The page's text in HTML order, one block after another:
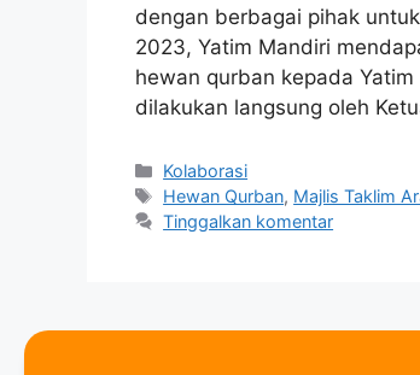
dengan berbagai pihak
2023, Yatim Mandiri
hewan qurban kepada
dilakukan langsung oleh
Kolaborasi
Hewan Qurban, Majlis Taklim
Tinggalkan komentar